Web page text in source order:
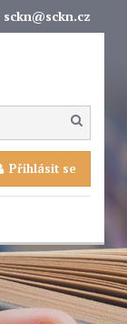
sckn@sckn.cz
Přihlásit se